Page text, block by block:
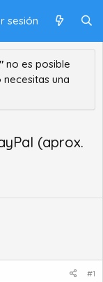
sesión
no es posible
una
(aprox.
#1